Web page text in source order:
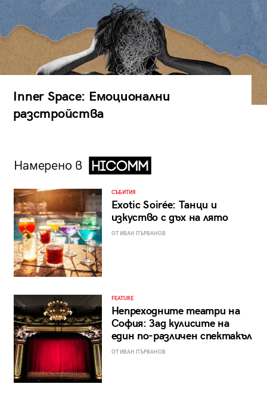
Inner Space: Емоционални
разстройства
Намерено в
СЪБИТИЯ
Exotic Soirée: Танци и
изкуство с дъх на лято
ОТ ИВАН ПЪРВАНОВ
FEATURE
Непреходните театри на
София: Зад кулисите на
един по-различен спектакъл
ОТ ИВАН ПЪРВАНОВ